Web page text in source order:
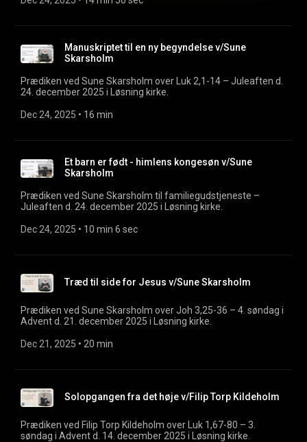
Manuskriptet til en ny begyndelse v/Sune
Skarsholm
Prædiken ved Sune Skarsholm over Luk 2,1-14 – Juleaften d.
24. december 2025 i Løsning kirke.
Dec 24, 2025 • 16 min
Et barn er født - himlens kongesøn v/Sune
Skarsholm
Prædiken ved Sune Skarsholm til familiegudstjeneste –
Juleaften d. 24. december 2025 i Løsning kirke.
Dec 24, 2025 • 10 min 6 sec
Træd til side for Jesus v/Sune Skarsholm
Prædiken ved Sune Skarsholm over Joh 3,25-36 – 4. søndag i
Advent d. 21. december 2025 i Løsning kirke.
Dec 21, 2025 • 20 min
Solopgangen fra det høje v/Filip Torp Kildeholm
Prædiken ved Filip Torp Kildeholm over Luk 1,67-80 – 3.
søndag i Advent d. 14. december 2025 i Løsning kirke.